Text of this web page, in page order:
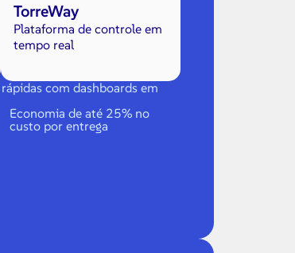
TorreWay
Plataforma de controle em
tempo real
com dashboards em
Economia de até 25% no
custo por entrega